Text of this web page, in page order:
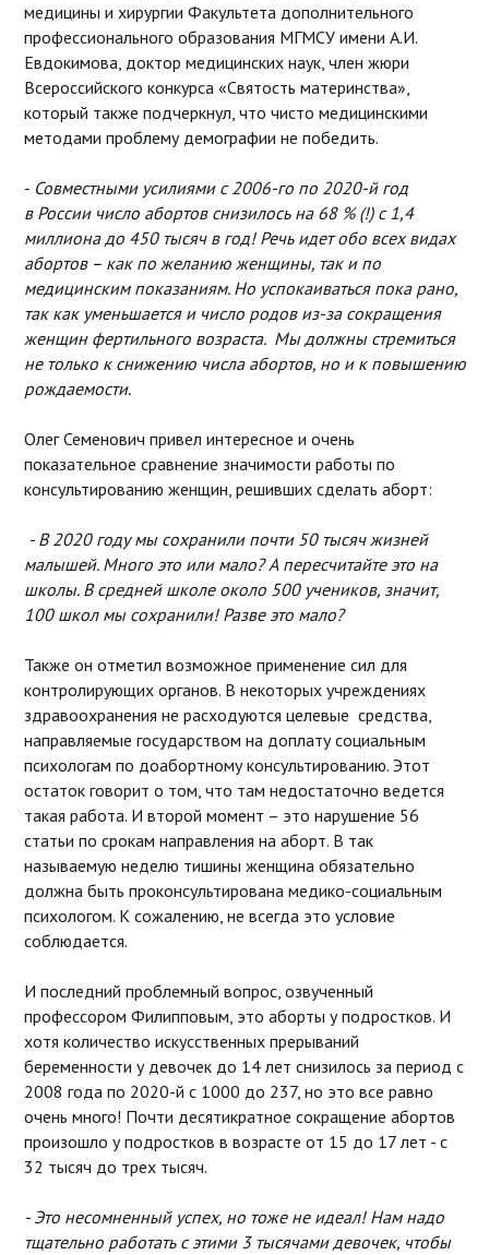
медицины и хирургии Факультета дополнительного
профессионального образования МГМСУ имени А.И.
Евдокимова, доктор медицинских наук, член жюри
Всероссийского конкурса «Святость материнства»,
который также подчеркнул, что чисто медицинскими
методами проблему демографии не победить.
- Совместными усилиями с 2006-го по 2020-й год
в России число абортов снизилось на 68 % (!) с 1,4
миллиона до 450 тысяч в год! Речь идет обо всех видах
абортов – как по желанию женщины, так и по
медицинским показаниям. Но успокаиваться пока рано,
так как уменьшается и число родов из-за сокращения
женщин фертильного возраста. Мы должны стремиться
не только к снижению числа абортов, но и к повышению
рождаемости.
Олег Семенович привел интересное и очень
показательное сравнение значимости работы по
консультированию женщин, решивших сделать аборт:
- В 2020 году мы сохранили почти 50 тысяч жизней
малышей. Много это или мало? А пересчитайте это на
школы. В средней школе около 500 учеников, значит,
100 школ мы сохранили! Разве это мало?
Также он отметил возможное применение сил для
контролирующих органов. В некоторых учреждениях
здравоохранения не расходуются целевые средства,
направляемые государством на доплату социальным
психологам по доабортному консультированию. Этот
остаток говорит о том, что там недостаточно ведется
такая работа. И второй момент – это нарушение 56
статьи по срокам направления на аборт. В так
называемую неделю тишины женщина обязательно
должна быть проконсультирована медико-социальным
психологом. К сожалению, не всегда это условие
соблюдается.
И последний проблемный вопрос, озвученный
профессором Филипповым, это аборты у подростков. И
хотя количество искусственных прерываний
беременности у девочек до 14 лет снизилось за период с
2008 года по 2020-й с 1000 до 237, но это все равно
очень много! Почти десятикратное сокращение абортов
произошло у подростков в возрасте от 15 до 17 лет - с
32 тысяч до трех тысяч.
- Это несомненный успех, но тоже не идеал! Нам надо
тщательно работать с этими 3 тысячами девочек, чтобы